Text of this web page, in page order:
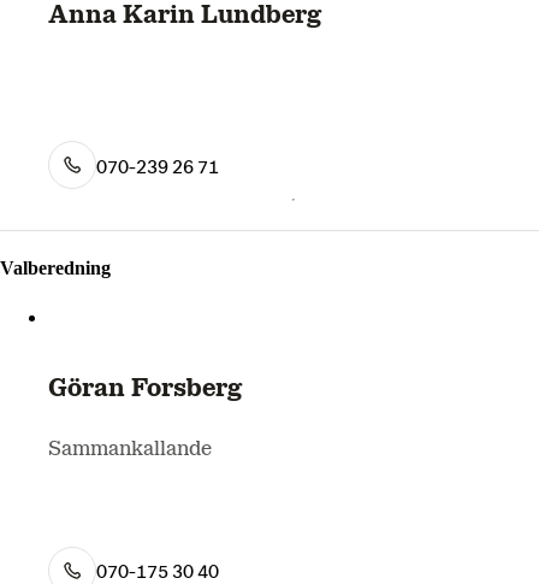
Anna Karin Lundberg
070-239 26 71
Valberedning
Göran Forsberg
Sammankallande
070-175 30 40